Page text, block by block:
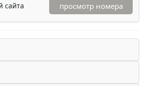
сайта
просмотр номера